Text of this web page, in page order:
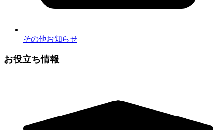
その他お知らせ
お役立ち情報